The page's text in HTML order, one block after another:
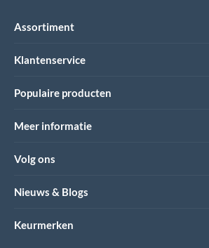
Assortiment
Klantenservice
Populaire producten
Meer informatie
Volg ons
Nieuws & Blogs
Keurmerken